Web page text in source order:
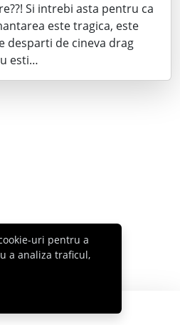
Si intrebi asta pentru ca
este tragica, este
desparti de cineva drag
esti…
- 2026 Cabral.ro
uri pentru a
a analiza traficul,